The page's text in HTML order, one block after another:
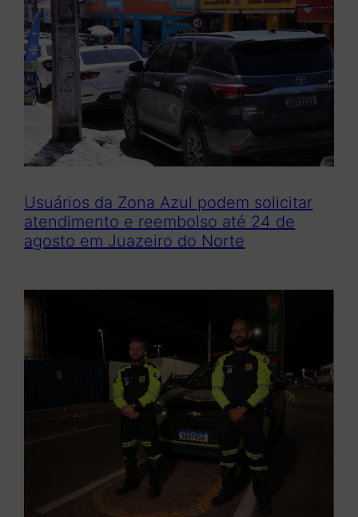
Usuários da Zona Azul podem solicitar
atendimento e reembolso até 24 de
agosto em Juazeiro do Norte